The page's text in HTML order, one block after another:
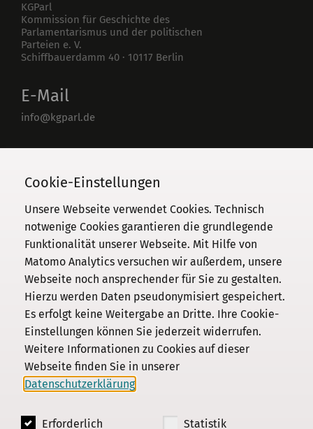
KGParl
Kommission für Geschichte des
Parlamentarismus und der politischen
Parteien e. V.
Schiffbauerdamm 40 · 10117 Berlin
E-Mail
info@kgparl.de
030 / 206 33 94-0
Kommission
Institut
Forschung
Publikationen
Datenschutz
Impressum
Kontakt
Cookie-Einstellungen
Unsere Webseite verwendet Cookies. Technisch
notwenige Cookies garantieren die grundlegende
Funktionalität unserer Webseite. Mit Hilfe von
Matomo Analytics versuchen wir außerdem, unsere
Webseite noch ansprechender für Sie zu gestalten.
Hierzu werden Daten pseudonymisiert gespeichert.
Es erfolgt keine Weitergabe an Dritte. Ihre Cookie-
Einstellungen können Sie jederzeit widerrufen.
Weitere Informationen zu Cookies auf dieser
Webseite finden Sie in unserer
Datenschutzerklärung
Erforderlich Statistik